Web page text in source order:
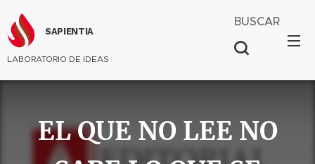
SAPIENTIA
LABORATORIO DE IDEAS
BUSCAR
EL QUE NO LEE NO